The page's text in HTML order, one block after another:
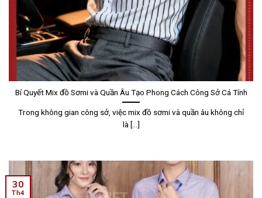
Bí Quyết Mix đồ Sơmi và Quần Âu Tạo Phong Cách Công Sở Cá Tính
Trong không gian công sở, việc mix đồ sơmi và quần âu không chỉ
là [...]
30
Th4